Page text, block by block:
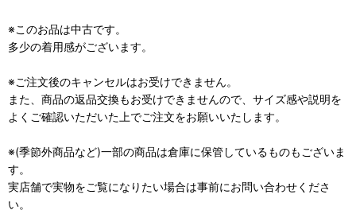
※このお品は中古です。
多少の着用感がございます。
※ご注文後のキャンセルはお受けできません。
また、商品の返品交換もお受けできませんので、サイズ感や説明を
よくご確認いただいた上でご注文をお願いいたします。
※(季節外商品など)一部の商品は倉庫に保管しているものもございま
す。
実店舗で実物をご覧になりたい場合は事前にお問い合わせくださ
い。